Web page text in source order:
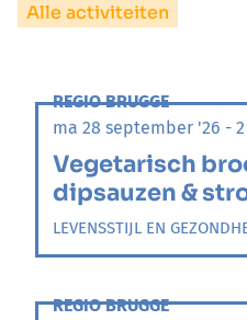
Alle activiteiten
REGIO BRUGGE
ma 28 september '26 - 2
Vegetarisch
dipsauzen &
LEVENSSTIJL EN
REGIO BRUGGE